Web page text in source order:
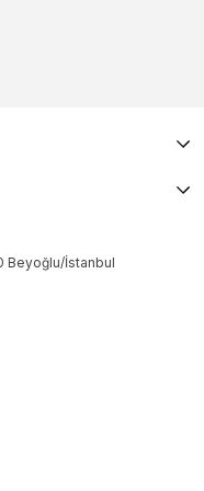
Beyoğlu/İstanbul